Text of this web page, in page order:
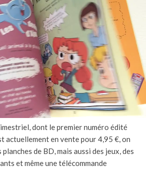
dont le premier numéro édité
actuellement en vente pour 4,95 €, on
de BD, mais aussi des jeux, des
et même une télécommande